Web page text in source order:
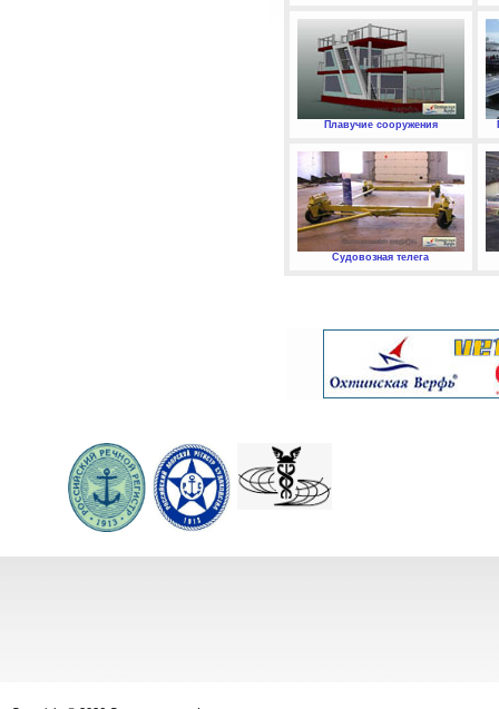
Плавучие сооружения
Судовозная телега